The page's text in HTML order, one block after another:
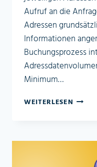
Aufruf an die
Adressen
Informationen
Buchungsprozess
Minimum…
WEITERLESEN